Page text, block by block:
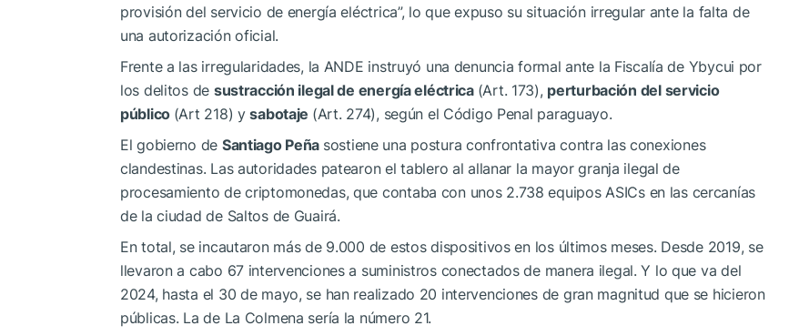
provisión del servicio de energía eléctrica”, lo que expuso su situación irregular ante la falta de
una autorización oficial.
Frente a las irregularidades, la ANDE instruyó una denuncia formal ante la Fiscalía de Ybycui por
los delitos de sustracción ilegal de energía eléctrica (Art. 173), perturbación del servicio
público (Art 218) ysabotaje (Art. 274), según el Código Penal paraguayo.
El gobierno de Santiago Peña sostiene una postura confrontativa contra las conexiones
clandestinas. Las autoridades patearon el tablero al allanar la mayor granja ilegal de
procesamiento de criptomonedas, que contaba con unos 2.738 equipos ASICs en las cercanías
de la ciudad de Saltos de Guairá.
En total, se incautaron más de 9.000 de estos dispositivos en los últimos meses. Desde 2019, se
llevaron a cabo 67 intervenciones a suministros conectados de manera ilegal. Y lo que va del
2024, hasta el 30 de mayo, se han realizado 20 intervenciones de gran magnitud que se hicieron
públicas. La de La Colmena sería la número 21.